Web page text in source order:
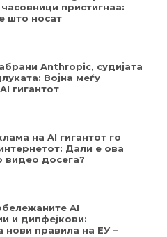
пристигнаа:
што носат
Anthropic, судијата
Војна меѓу
гигантот
на AI гигантот го
Дали е ова
видео досега?
AI
и дипфејкови:
нови правила на ЕУ –